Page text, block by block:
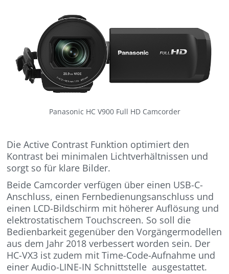
Panasonic HC V900 Full HD Camcorder
Die Active Contrast Funktion optimiert den
Kontrast bei minimalen Lichtverhältnissen und
sorgt so für klare Bilder.
Beide Camcorder verfügen über einen USB-C-
Anschluss, einen Fernbedienungsanschluss und
einen LCD-Bildschirm mit höherer Auflösung und
elektrostatischem Touchscreen. So soll die
Bedienbarkeit gegenüber den Vorgängermodellen
aus dem Jahr 2018 verbessert worden sein. Der
HC-VX3 ist zudem mit Time-Code-Aufnahme und
einer Audio-LINE-IN Schnittstelle ausgestattet.